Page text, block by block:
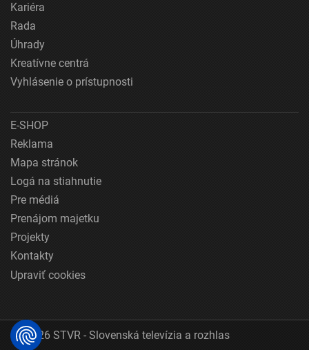
Kariéra
Rada
Úhrady
Kreatívne centrá
Vyhlásenie o prístupnosti
E-SHOP
Reklama
Mapa stránok
Logá na stiahnutie
Pre médiá
Prenájom majetku
Projekty
Kontakty
Upraviť cookies
© 2026 STVR - Slovenská televízia a rozhlas